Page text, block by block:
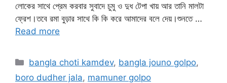
লোকের সাথে প্রেম করবার সুবাদে চুমু ও দুধ টেপা খায় আর তানি মালটা
ফ্রেশ।তবে রমা বুড়ার সাথে কি কি করে আমাদের বলে দেয়।শুনতে …
Read more
Categories
bangla choti kamdev, bangla jouno golpo,
boro dudher jala, mamuner golpo